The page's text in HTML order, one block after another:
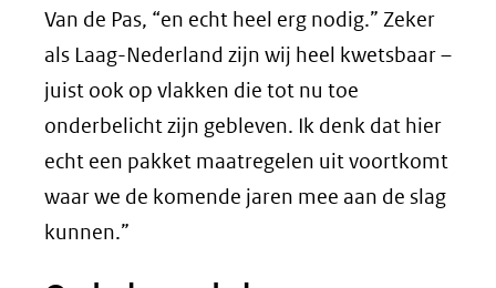
Van de Pas, “en echt heel erg nodig.” Zeker
als Laag-Nederland zijn wij heel kwetsbaar –
juist ook op vlakken die tot nu toe
onderbelicht zijn gebleven. Ik denk dat hier
echt een pakket maatregelen uit voortkomt
waar we de komende jaren mee aan de slag
kunnen.”